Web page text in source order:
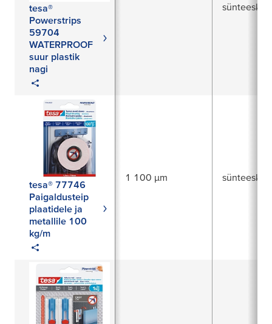
tesa®
Powerstrips
59704
WATERPROOF
suur plastik
nagi
tesa® 77746
Paigaldusteip
plaatidele ja
metallile 100
kg/m
1 100 µm